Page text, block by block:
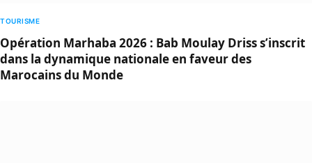
TOURISME
Opération Marhaba 2026 : Bab Moulay Driss s’inscrit
dans la dynamique nationale en faveur des
Marocains du Monde